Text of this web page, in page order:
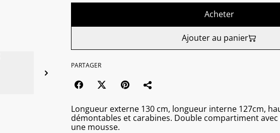
Acheter
Ajouter au panier
PARTAGER
Longueur externe 130 cm, longueur interne 127cm,
démontables et carabines. Double compartiment
une mousse.